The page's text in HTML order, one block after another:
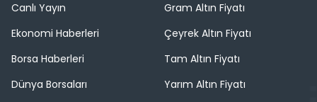
Canlı Yayın
Ekonomi Haberleri
Borsa Haberleri
Dünya Borsaları
Gram Altın Fiyatı
Çeyrek Altın Fiyatı
Tam Altın Fiyatı
Yarım Altın Fiyatı